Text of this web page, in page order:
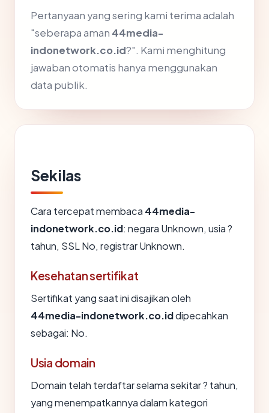
Pertanyaan yang sering kami terima adalah
"seberapa aman 44media-
indonetwork.co.id?". Kami menghitung
jawaban otomatis hanya menggunakan
data publik.
Sekilas
Cara tercepat membaca 44media-
indonetwork.co.id: negara Unknown, usia ?
tahun, SSL No, registrar Unknown.
Kesehatan sertifikat
Sertifikat yang saat ini disajikan oleh
44media-indonetwork.co.iddipecahkan
sebagai: No.
Usia domain
Domain telah terdaftar selama sekitar ? tahun,
yang menempatkannya dalam kategori